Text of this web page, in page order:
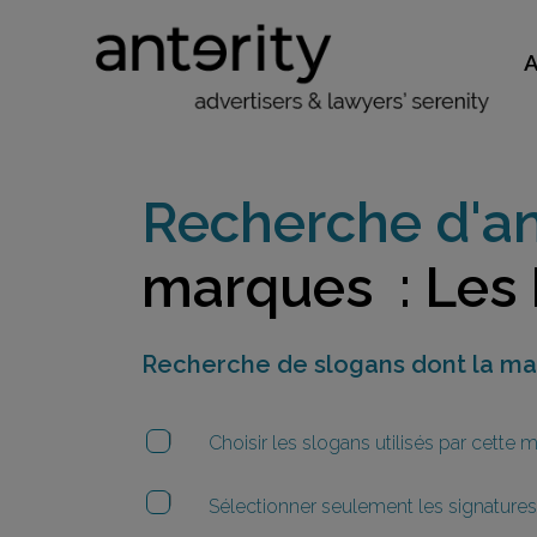
Recherche
marques : Les
Recherche de slogans dont la
Choisir les slogans utilisés par cette
Sélectionner seulement les